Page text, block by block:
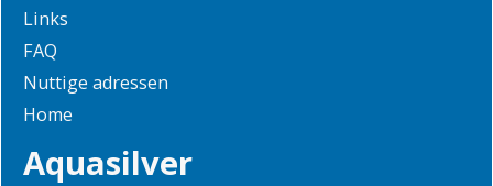
Links
FAQ
Nuttige adressen
Home
Aquasilver